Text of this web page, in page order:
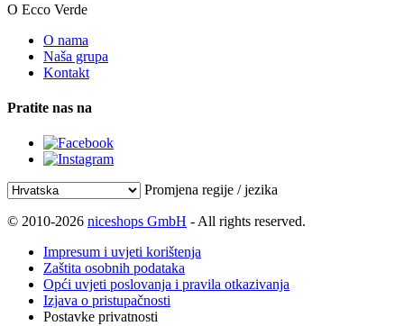
O Ecco Verde
O nama
Naša grupa
Kontakt
Pratite nas na
Promjena regije / jezika
© 2010-2026 niceshops GmbH - All rights reserved.
Impresum i uvjeti korištenja
Zaštita osobnih podataka
Opći uvjeti poslovanja i pravila otkazivanja
Izjava o pristupačnosti
Postavke privatnosti